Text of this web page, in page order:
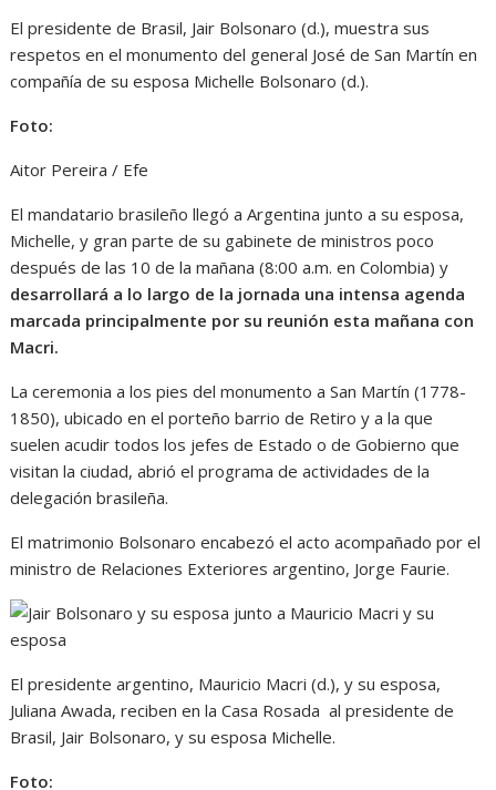
El presidente de Brasil, Jair Bolsonaro (d.), muestra sus
respetos en el monumento del general José de San Martín en
compañía de su esposa Michelle Bolsonaro (d.).
Foto:
Aitor Pereira / Efe
El mandatario brasileño llegó a Argentina junto a su esposa,
Michelle, y gran parte de su gabinete de ministros poco
después de las 10 de la mañana (8:00 a.m. en Colombia) y
desarrollará a lo largo de la jornada una intensa agenda
marcada principalmente por su reunión esta mañana con
Macri.
La ceremonia a los pies del monumento a San Martín (1778-
1850), ubicado en el porteño barrio de Retiro y a la que
suelen acudir todos los jefes de Estado o de Gobierno que
visitan la ciudad, abrió el programa de actividades de la
delegación brasileña.
El matrimonio Bolsonaro encabezó el acto acompañado por el
ministro de Relaciones Exteriores argentino, Jorge Faurie.
El presidente argentino, Mauricio Macri (d.), y su esposa,
Juliana Awada, reciben en la Casa Rosada al presidente de
Brasil, Jair Bolsonaro, y su esposa Michelle.
Foto: